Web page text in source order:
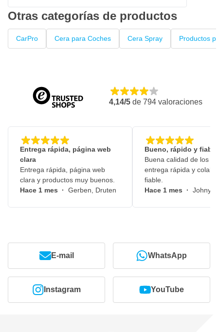
Otras categorías de productos
CarPro Cera para Coches Cera Spray Productos
4,14/5 de 794 valoraciones
Entrega rápida, página web
clara
Entrega rápida, página web
clara y productos muy buenos.
Hace 1 mes · Gerben, Druten
Bueno, rápido y fiable
Buena calidad de los
entrega rápida y
fiable.
Hace 1 mes · Johny,
E-mail WhatsApp
Instagram YouTube